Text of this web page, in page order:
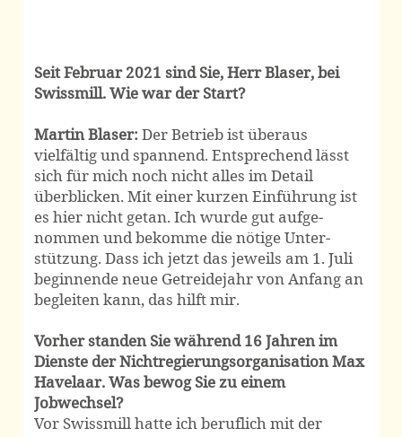
Seit Februar 2021 sind Sie, Herr Blaser, bei
Swissmill. Wie war der Start?
Martin Blaser:Der Betrieb ist überaus
vielfältig und spannend. Entsprechend lässt
sich für mich noch nicht alles im Detail
überblicken. Mit einer kurzen Einführung ist
es hier nicht getan. Ich wurde gut aufge­
nommen und bekomme die nötige Unter­
stützung. Dass ich jetzt das jeweils am 1. Juli
beginnende neue Getreide­jahr von Anfang an
begleiten kann, das hilft mir.
Vorher standen Sie während 16 Jahren im
Dienste der Nichtregierungs­organisation Max
Havelaar. Was bewog Sie zu einem
Jobwechsel?
Vor Swissmill hatte ich beruflich mit der